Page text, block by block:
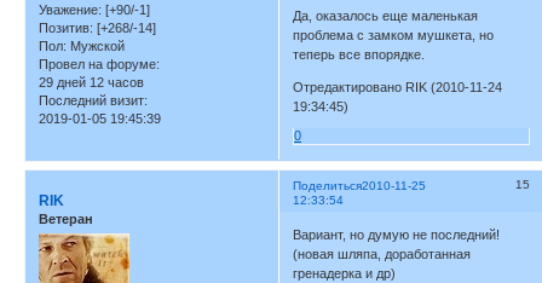
Уважение: [+90/-1]
Позитив: [+268/-14]
Пол: Мужской
Провел на форуме:
29 дней 12 часов
Последний визит:
2019-01-05 19:45:39
Да, оказалось еще маленькая
проблема с замком мушкета, но
теперь все впорядке.
Отредактировано RIK (2010-11-24
19:34:45)
0
Поделиться 15
2010-11-25
12:33:54
RIK
Ветеран
Вариант, но думую не последний!
(новая шляпа, доработанная
гренадерка и др)